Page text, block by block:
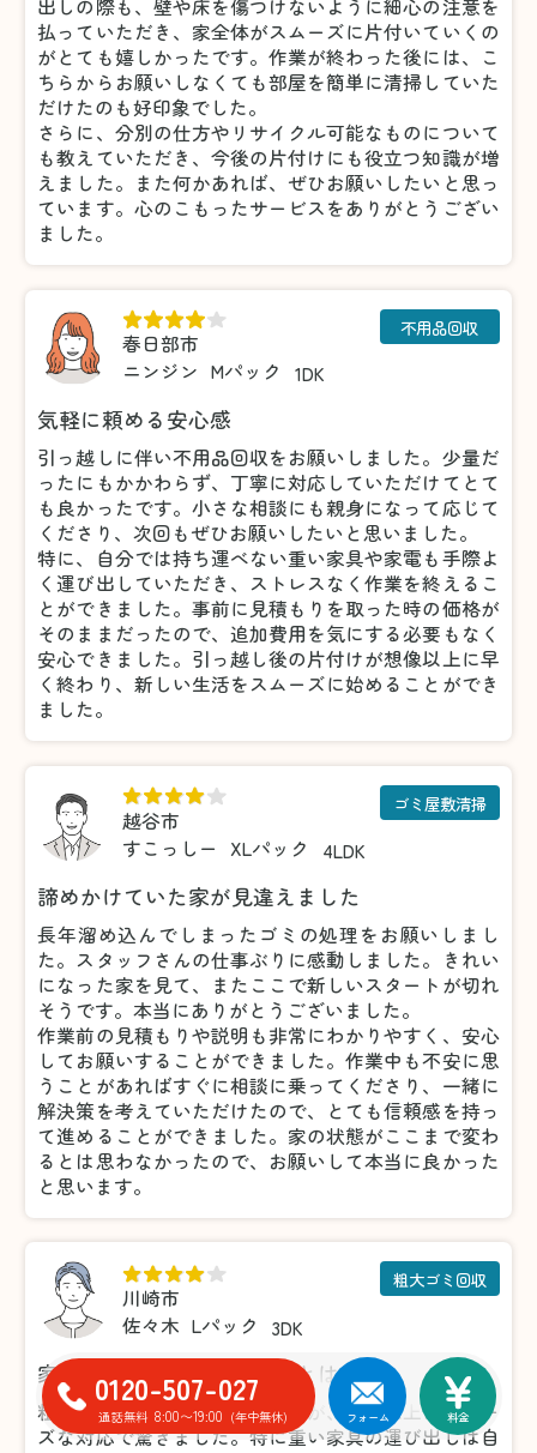
出しの際も、壁や床を傷つけないように細心の注意を
払っていただき、家全体がスムーズに片付いていくの
がとても嬉しかったです。作業が終わった後には、こ
ちらからお願いしなくても部屋を簡単に清掃していた
だけたのも好印象でした。
さらに、分別の仕方やリサイクル可能なものについて
も教えていただき、今後の片付けにも役立つ知識が増
えました。また何かあれば、ぜひお願いしたいと思っ
ています。心のこもったサービスをありがとうござい
ました。
春日部市
ニンジン Mパック 1DK
不用品回収
気軽に頼める安心感
引っ越しに伴い不用品回収をお願いしました。少量だ
ったにもかかわらず、丁寧に対応していただけてとて
も良かったです。小さな相談にも親身になって応じて
くださり、次回もぜひお願いしたいと思いました。
特に、自分では持ち運べない重い家具や家電も手際よ
く運び出していただき、ストレスなく作業を終えるこ
とができました。事前に見積もりを取った時の価格が
そのままだったので、追加費用を気にする必要もなく
安心できました。引っ越し後の片付けが想像以上に早
く終わり、新しい生活をスムーズに始めることができ
ました。
越谷市
すこっしー
XLパック 4LDK
ゴミ屋敷清掃
諦めかけていた家が見違えました
長年溜め込んでしまったゴミの処理をお願いしまし
た。スタッフさんの仕事ぶりに感動しました。きれい
になった家を見て、またここで新しいスタートが切れ
そうです。本当にありがとうございました。
作業前の見積もりや説明も非常にわかりやすく、安心
してお願いすることができました。作業中も不安に思
うことがあればすぐに相談に乗ってくださり、一緒に
解決策を考えていただけたので、とても信頼感を持っ
て進めることができました。家の状態がここまで変わ
るとは思わなかったので、お願いして本当に良かった
と思います。
川崎市
佐々木 Lパック 3DK
粗大ゴミ回収
家具の処分がこんなに楽だとは！
粗大ゴミの処分で利用しましたが、想像以上にスムー
ズな対応で驚きました。特に重い家具の運び出しは自
0120-507-027
通話無料 8:00〜19:00 (年中無休) フォーム 料金